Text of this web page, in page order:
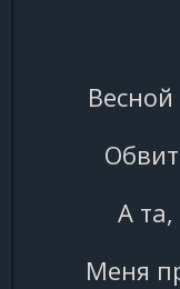
А
Меня